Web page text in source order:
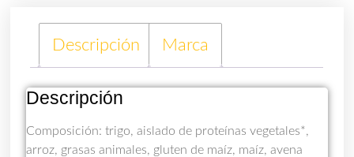
Descripción Marca
Descripción
Composición: trigo, aislado de proteínas vegetales*,
arroz, grasas animales, gluten de maíz, maíz, avena